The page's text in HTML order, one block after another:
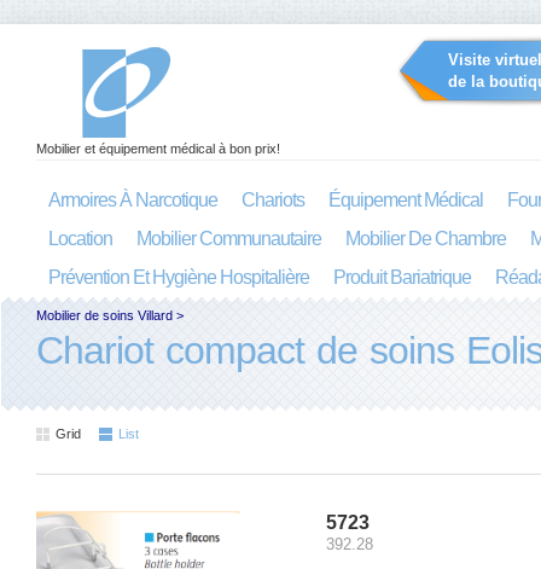
Visite
de la
Mobilier et équipement médical à bon prix!
Armoires À Narcotique Chariots Équipement Médical
Location
Mobilier Communautaire Mobilier De Chambre
Prévention Et Hygiène Hospitalière
Produit Bariatrique
Mobilier de soins Villard >
Chariot compact de soins
Grid List
5723
392.28